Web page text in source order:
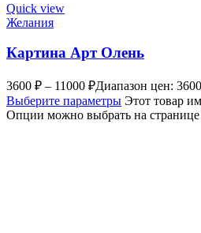
Quick view
Желания
Картина Арт Олень
3600 ₽ – 11000 ₽Диапазон цен:
Выберите параметры Этот товар
Опции можно выбрать на странице